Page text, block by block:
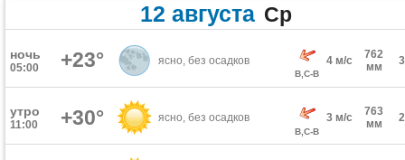
12 августа Ср
ночь
05:00 +23° ясно, без осадков
В,С-В
4 м/с
762
мм
утро
11:00 +30° ясно, без осадков
В,С-В
3 м/с
763
мм